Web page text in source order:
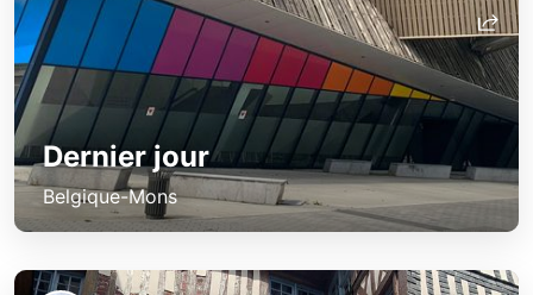
Dernier jour
Belgique-Mons